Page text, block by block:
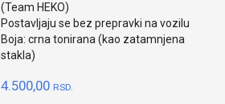
(Team HEKO)
Postavljaju se bez prepravki na vozilu
Boja: crna tonirana (kao zatamnjena
stakla)
4.500,00 RSD.